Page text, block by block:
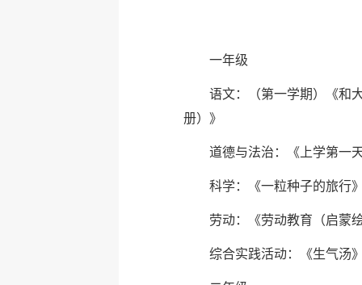
一年级
语文：（第一学期）《和
册）》
道德与法治：《上学第一
科学：《一粒种子的旅行
劳动：《劳动教育（启蒙
综合实践活动：《生气汤